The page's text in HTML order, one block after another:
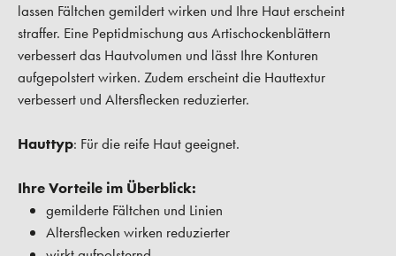
lassen Fältchen gemildert wirken und Ihre Haut erscheint
straffer. Eine Peptidmischung aus Artischockenblättern
verbessert das Hautvolumen und lässt Ihre Konturen
aufgepolstert wirken. Zudem erscheint die Hauttextur
verbessert und Altersflecken reduzierter.
Hauttyp: Für die reife Haut geeignet.
Ihre Vorteile im Überblick:
gemilderte Fältchen und Linien
Altersflecken wirken reduzierter